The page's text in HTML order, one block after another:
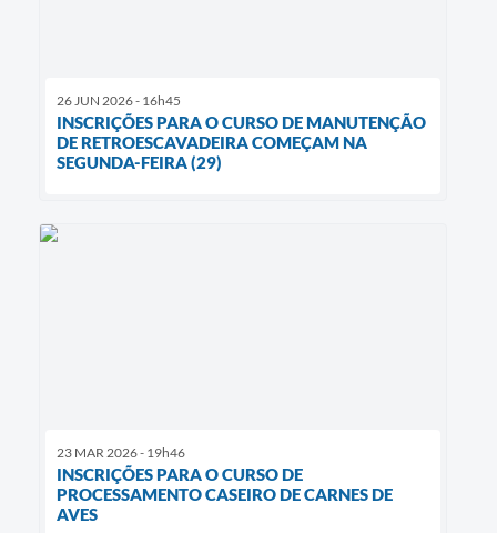
26 JUN 2026 - 16h45
INSCRIÇÕES PARA O CURSO DE MANUTENÇÃO
DE RETROESCAVADEIRA COMEÇAM NA
SEGUNDA-FEIRA (29)
23 MAR 2026 - 19h46
INSCRIÇÕES PARA O CURSO DE
PROCESSAMENTO CASEIRO DE CARNES DE
AVES